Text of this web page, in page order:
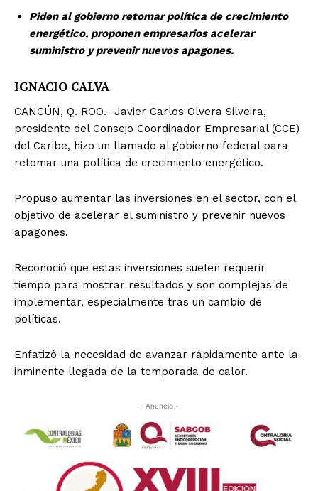
Piden al gobierno retomar política de crecimiento
energético, proponen empresarios acelerar
suministro y prevenir nuevos apagones.
IGNACIO CALVA
CANCÚN, Q. ROO.- Javier Carlos Olvera Silveira,
presidente del Consejo Coordinador Empresarial (CCE)
del Caribe, hizo un llamado al gobierno federal para
retomar una política de crecimiento energético.
Propuso aumentar las inversiones en el sector, con el
objetivo de acelerar el suministro y prevenir nuevos
apagones.
Reconoció que estas inversiones suelen requerir
tiempo para mostrar resultados y son complejas de
implementar, especialmente tras un cambio de
políticas.
Enfatizó la necesidad de avanzar rápidamente ante la
inminente llegada de la temporada de calor.
- Anuncio -